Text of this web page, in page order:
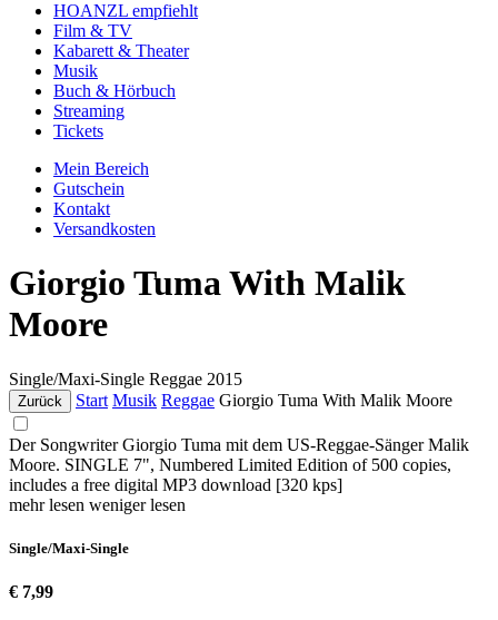
HOANZL empfiehlt
Film & TV
Kabarett & Theater
Musik
Buch & Hörbuch
Streaming
Tickets
Mein Bereich
Gutschein
Kontakt
Versandkosten
Giorgio Tuma With Malik
Moore
Single/Maxi-Single Reggae 2015
Zurück Start Musik Reggae Giorgio Tuma With Malik Moore
Der Songwriter Giorgio Tuma mit dem US-Reggae-Sänger Malik
Moore. SINGLE 7", Numbered Limited Edition of 500 copies,
includes a free digital MP3 download [320 kps]
mehr lesen weniger lesen
Single/Maxi-Single
€ 7,99